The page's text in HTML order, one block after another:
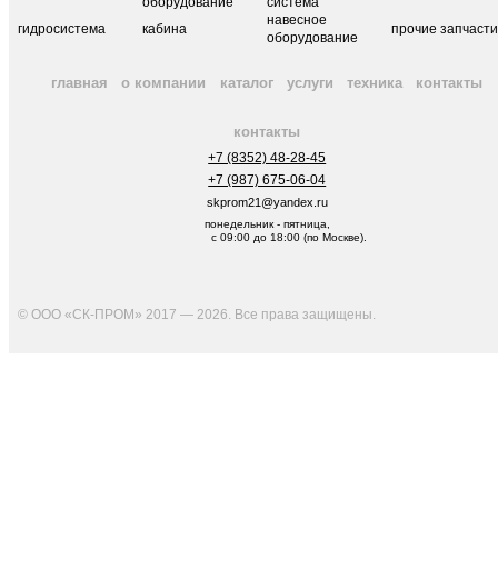
гидросистема кабина
навесное
оборудование
прочие запчасти
главная о компании каталог услуги техника контакты
контакты
+7 (8352) 48-28-45
+7 (987) 675-06-04
skprom21@yandex.ru
понедельник - пятница,
с 09:00 до 18:00 (по Москве).
© ООО «СК-ПРОМ» 2017 — 2026. Все права защищены